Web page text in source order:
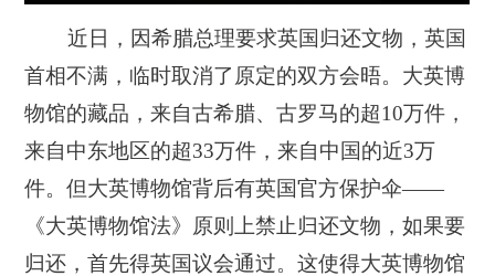
近日，因希腊总理要求英国归还文物，英国
首相不满，临时取消了原定的双方会晤。大英博
物馆的藏品，来自古希腊、古罗马的超10万件，
来自中东地区的超33万件，来自中国的近3万
件。但大英博物馆背后有英国官方保护伞——
《大英博物馆法》原则上禁止归还文物，如果要
归还，首先得英国议会通过。这使得大英博物馆